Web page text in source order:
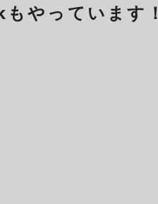
やっています！